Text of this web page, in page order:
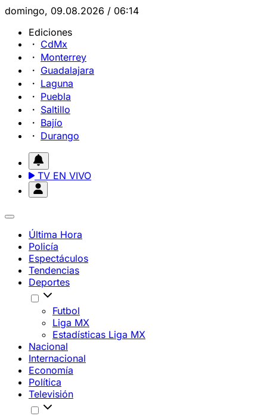
domingo, 09.08.2026 / 06:14
Ediciones
CdMx
Monterrey
Guadalajara
Laguna
Puebla
Saltillo
Bajío
Durango
TV EN VIVO
Última Hora
Policía
Espectáculos
Tendencias
Deportes
Futbol
Liga MX
Estadísticas Liga MX
Nacional
Internacional
Economía
Política
Televisión